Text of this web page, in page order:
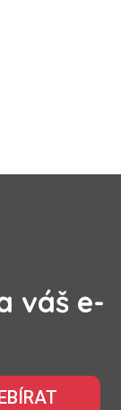
váš e-